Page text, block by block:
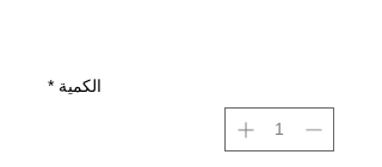
الكمية *